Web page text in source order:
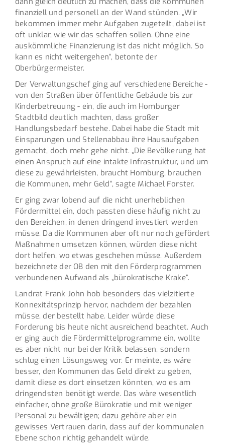
finanziell und personell an der Wand stünden. „Wir
bekommen immer mehr Aufgaben zugeteilt, dabei ist
oft unklar, wie wir das schaffen sollen. Ohne eine
auskömmliche Finanzierung ist das nicht möglich. So
kann es nicht weitergehen“, betonte der
Oberbürgermeister.
Der Verwaltungschef ging auf verschiedene Bereiche -
von den Straßen über öffentliche Gebäude bis zur
Kinderbetreuung - ein, die auch im Homburger
Stadtbild deutlich machten, dass großer
Handlungsbedarf bestehe. Dabei habe die Stadt mit
Einsparungen und Stellenabbau ihre Hausaufgaben
gemacht, doch mehr gehe nicht. „Die Bevölkerung hat
einen Anspruch auf eine intakte Infrastruktur, und um
diese zu gewährleisten, braucht Homburg, brauchen
die Kommunen, mehr Geld“, sagte Michael Forster.
Er ging zwar lobend auf die nicht unerheblichen
Fördermittel ein, doch passten diese häufig nicht zu
den Bereichen, in denen dringend investiert werden
müsse. Da die Kommunen aber oft nur noch gefördert
Maßnahmen umsetzen können, würden diese nicht
dort helfen, wo etwas geschehen müsse. Außerdem
bezeichnete der OB den mit den Förderprogrammen
verbundenen Aufwand als „bürokratische Krake“.
Landrat Frank John hob besonders das vielzitierte
Konnexitätsprinzip hervor, nachdem der bezahlen
müsse, der bestellt habe. Leider würde diese
Forderung bis heute nicht ausreichend beachtet. Auch
er ging auch die Fördermittelprogramme ein, wollte
es aber nicht nur bei der Kritik belassen, sondern
schlug einen Lösungsweg vor. Er meinte, es wäre
besser, den Kommunen das Geld direkt zu geben,
damit diese es dort einsetzen könnten, wo es am
dringendsten benötigt werde. Das wäre wesentlich
einfacher, ohne große Bürokratie und mit weniger
Personal zu bewältigen; dazu gehöre aber ein
gewisses Vertrauen darin, dass auf der kommunalen
Ebene schon richtig gehandelt würde.